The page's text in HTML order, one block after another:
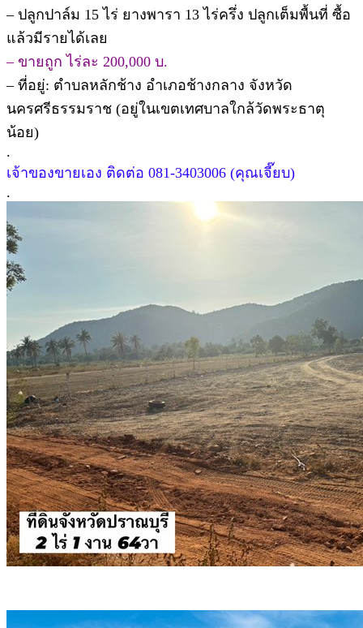
– ปลูกปาล์ม 15 ไร่ ยางพารา 13 ไร่ครึ่ง ปลูกเต็มพื้นที่ ซื้อ
แล้วมีรายได้เลย
– ขายถูก ไร่ละ 200,000 บ.
– ที่อยู่: ตำบลหลักช้าง อำเภอช้างกลาง จังหวัด
นครศรีธรรมราช (อยู่ในเขตเทศบาลใกล้วัดพระธาตุ
น้อย)
.
เจ้าของขายเอง ติดต่อ 081-3403006 (คุณเจี๊ยบ)
.